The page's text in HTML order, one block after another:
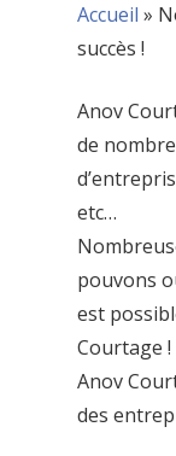
Accueil »
succès !
Anov
de
etc…
pouvons
est
Courtage !
Anov
des